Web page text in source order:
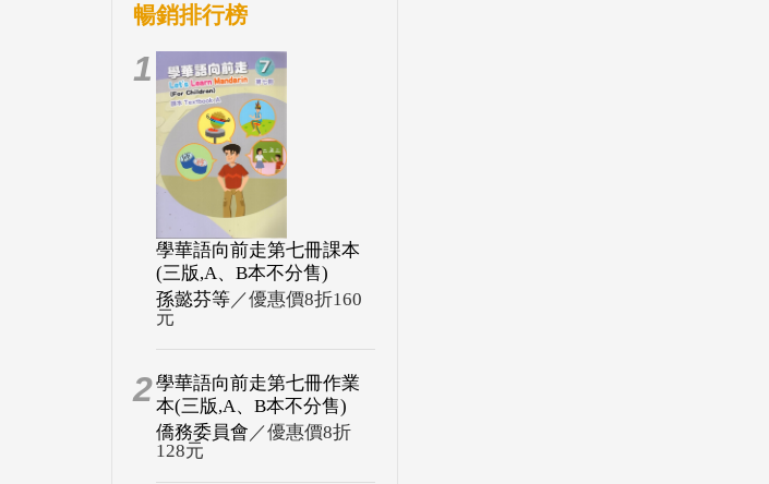
暢銷排行榜
1
學華語向前走第七冊課本
(三版,A、B本不分售)
孫懿芬等／優惠價8折160
元
2學華語向前走第七冊作業
本(三版,A、B本不分售)
僑務委員會 ／優惠價8折
128元